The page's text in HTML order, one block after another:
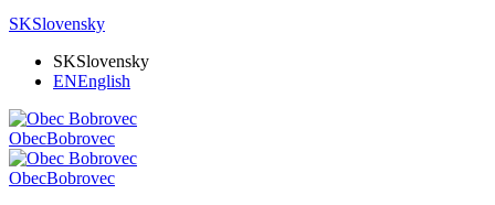
SKSlovensky
SKSlovensky
ENEnglish
ObecBobrovec
ObecBobrovec